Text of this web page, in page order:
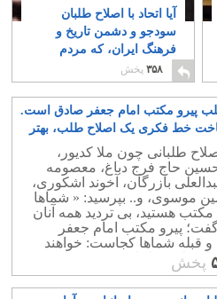
آیا اتحاد با اصلاح طلبان
سودجو و دشمن تاریخ و
فرهنگ ایران، که مردم
آزاده را به بردگی می
کشانند امکان پذیر است؟
۳۵۸ پخش
پیرو مکتب امام جعفر صادق است.
خط فکری یک اصلاح طلب، بهتر
ملا بیشتر آشنا شوید
طلبانی چون ملا کدیور،
حاج فرج دباغ، معصومه
بازرگان، آخوند اشکوری،
موسوی، و.. بپرسید: « شماها
مکتب هستید، بی تردید همه آنان
پیرو مکتب امام جعفر
قبله شماها کجاست: خواهند
و لبنان ».پخش